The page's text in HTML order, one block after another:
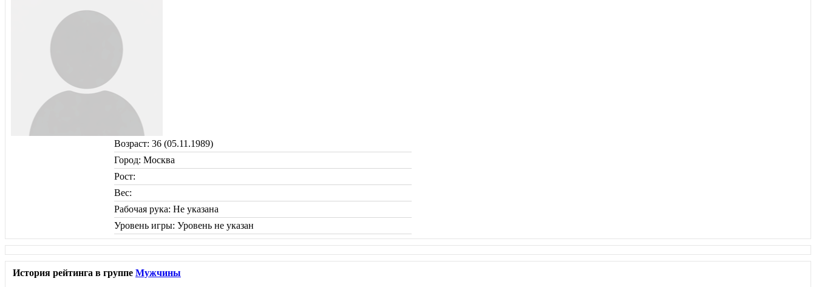
Возраст: 36 (05.11.1989)
Город: Москва
Рост:
Вес:
Рабочая рука: Не указана
Уровень игры: Уровень не указан
История рейтинга в группе Мужчины